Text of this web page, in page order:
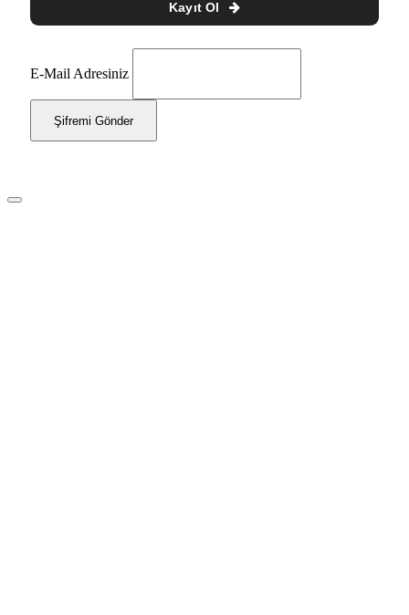
Kayıt Ol
E-Mail Adresiniz
Şifremi Gönder